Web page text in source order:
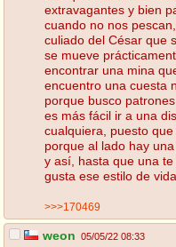
extravagantes y bien
cuando no nos
culiado del César que
se mueve
encontrar una mina
encuentro una cuesta
porque busco
es más fácil ir a una
cualquiera, puesto
porque al lado hay
y así, hasta que una
gusta ese estilo de
>>>170469
weon 05/05/22 08:33